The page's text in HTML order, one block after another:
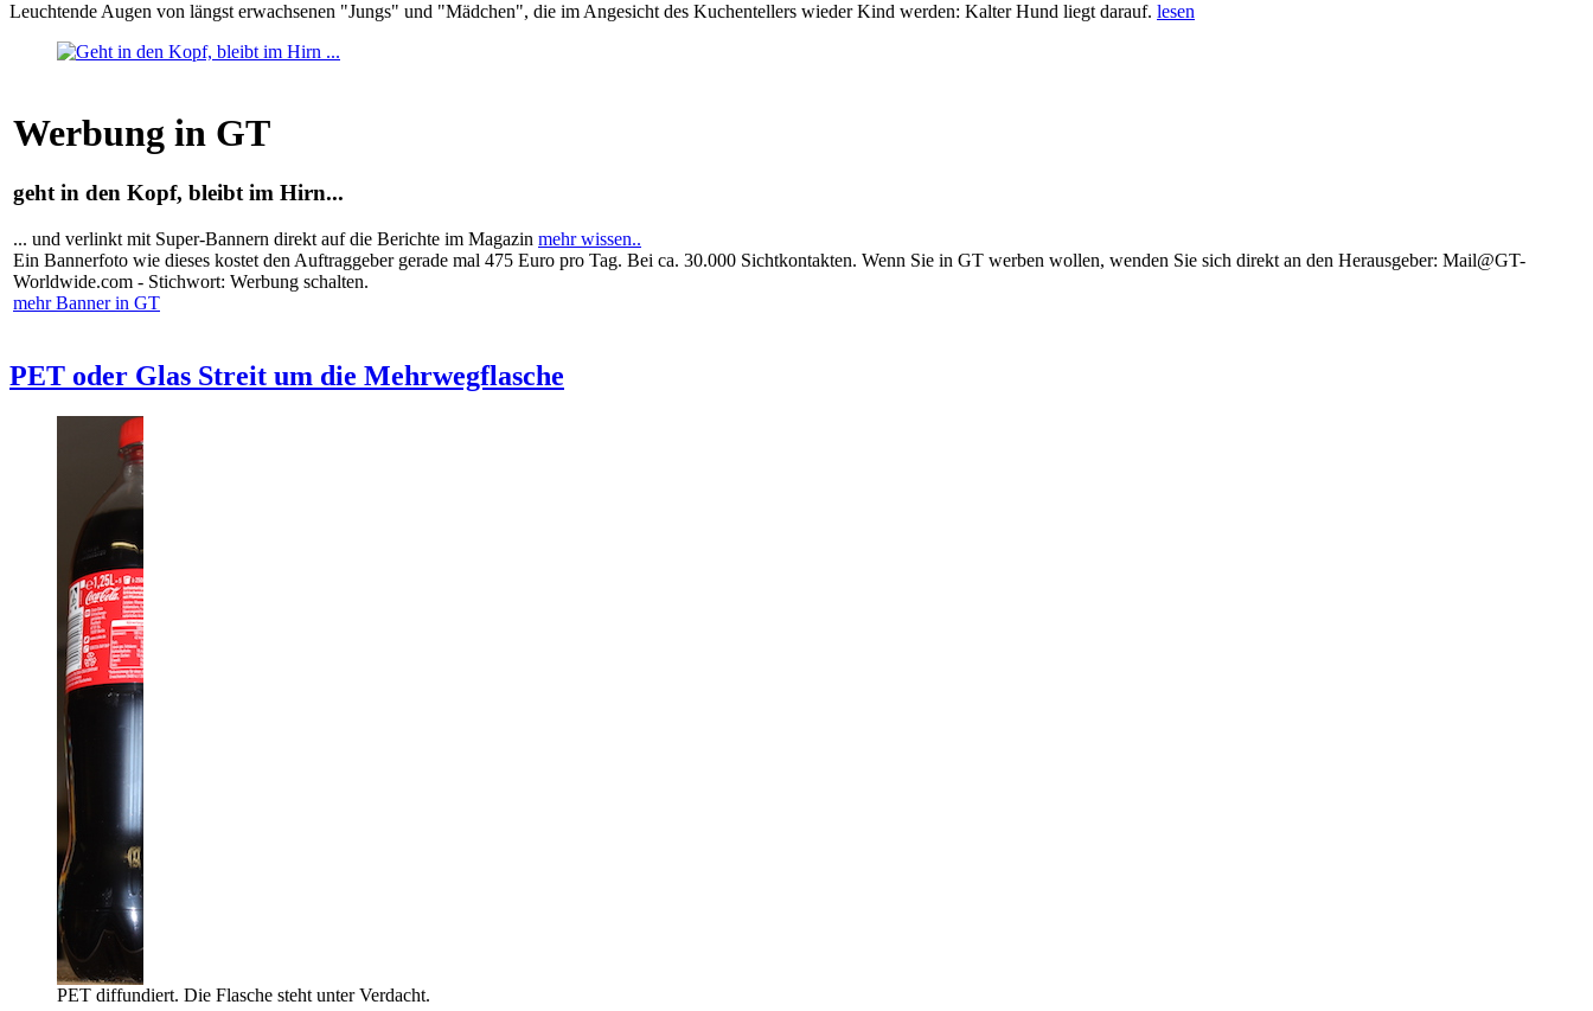
Leuchtende Augen von längst erwachsenen "Jungs" und "Mädchen", die im Angesicht des Kuchentellers wieder Kind werden: Kalter Hund liegt darauf. lesen
Werbung in GT
geht in den Kopf, bleibt im Hirn...
... und verlinkt mit Super-Bannern direkt auf die Berichte im Magazin mehr wissen..
Ein Bannerfoto wie dieses kostet den Auftraggeber gerade mal 475 Euro pro Tag. Bei ca. 30.000 Sichtkontakten. Wenn Sie in GT werben wollen, wenden Sie sich direkt an den Herausgeber: Mail@GT-
Worldwide.com - Stichwort: Werbung schalten.
mehr Banner in GT
PET oder Glas Streit um die Mehrwegflasche
PET diffundiert. Die Flasche steht unter Verdacht.